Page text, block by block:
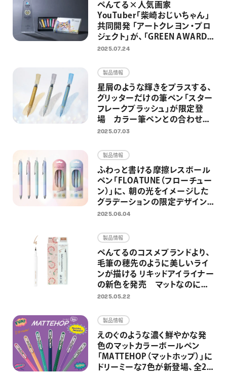
ぺんてる×人気画家
YouTuber「柴崎おじいちゃん」
共同開発 「アートクレヨン・プロ
ジェクト」が、「GREEN AWARD
2024」のGOLDアワードを受
ートクレヨン画展」募集開始
2025.07.24
製品情報
星屑のような輝きをプラスする、
グリッターだけの筆ペン「スター
フレークブラッシュ」が限定登
場 カラー筆ペンとの合わせ使
いを楽しめる限定セットも同時
2025.07.03
製品情報
ふわっと書ける摩擦レスボール
ペン「FLOATUNE（フローチュー
ン）」に、 朝の光をイメージした
グラデーションの限定デザイン
が登場
2025.06.04
製品情報
ぺんてるのコスメブランドより、
毛筆の穂先のように美しいライ
ンが描ける リキッドアイライナー
の新色を発売 マットなのにツ
ヤもあるブラウン系の新色
色展開に
2025.05.22
製品情報
えのぐのような濃く鮮やかな発
色のマットカラーボールペン
「MATTEHOP（マットホップ）」に
ドリーミーな7色が新登場、全21